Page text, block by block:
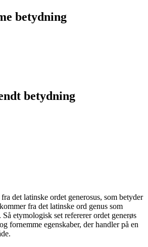
betydning
betydning
det latinske ordet generosus, som betyder
fra det latinske ord genus som
etymologisk set refererer ordet generøs
fornemme egenskaber, der handler på en